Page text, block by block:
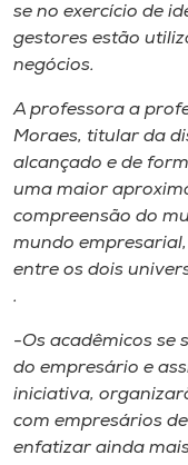
A+
se no exercício de
gestores estão
negócios.
A professora a
Moraes, titular da
alcançado e de
uma maior
compreensão do
mundo
entre os dois
.
-Os acadêmicos se
do empresário e
iniciativa,
com empresários
enfatizar ainda